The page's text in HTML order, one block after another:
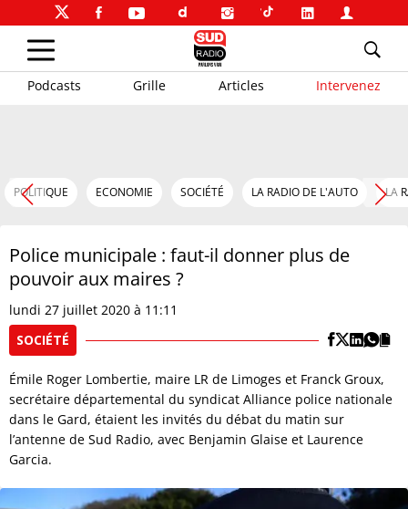
Podcasts Grille Articles Intervenez
POLITIQUE ECONOMIE SOCIÉTÉ LA RADIO DE L'AUTO LA
Police municipale : faut-il donner plus de
pouvoir aux maires ?
lundi 27 juillet 2020 à 11:11
SOCIÉTÉ
Émile Roger Lombertie, maire LR de Limoges et Franck Groux,
secrétaire départemental du syndicat Alliance police nationale
dans le Gard, étaient les invités du débat du matin sur
l’antenne de Sud Radio, avec Benjamin Glaise et Laurence
Garcia.